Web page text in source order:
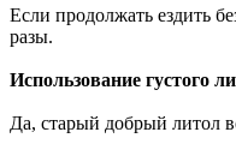
Если продолжать ездить
разы.
Использование густого
Да, старый добрый литол